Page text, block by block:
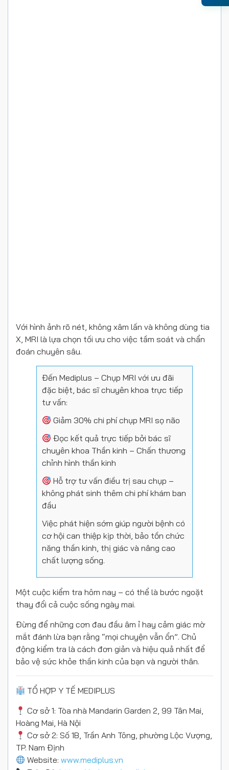
Với hình ảnh rõ nét, không xâm lấn và không dùng tia
X, MRI là lựa chọn tối ưu cho việc tầm soát và chẩn
đoán chuyên sâu.
Đến Mediplus – Chụp MRI với ưu đãi
đặc biệt, bác sĩ chuyên khoa trực tiếp
tư vấn:
Giảm 30% chi phí chụp MRI sọ não
Đọc kết quả trực tiếp bởi bác sĩ
chuyên khoa Thần kinh – Chấn thương
chỉnh hình thần kinh
Hỗ trợ tư vấn điều trị sau chụp –
không phát sinh thêm chi phí khám ban
đầu
Việc phát hiện sớm giúp người bệnh có
cơ hội can thiệp kịp thời, bảo tồn chức
năng thần kinh, thị giác và nâng cao
chất lượng sống.
Một cuộc kiểm tra hôm nay – có thể là bước ngoặt
thay đổi cả cuộc sống ngày mai.
Đừng để những cơn đau đầu âm ỉ hay cảm giác mờ
mắt đánh lừa bạn rằng “mọi chuyện vẫn ổn”. Chủ
động kiểm tra là cách đơn giản và hiệu quả nhất để
bảo vệ sức khỏe thần kinh của bạn và người thân.
TỔ HỢP Y TẾ MEDIPLUS
Cơ sở 1: Tòa nhà Mandarin Garden 2, 99 Tân Mai,
Hoàng Mai, Hà Nội
Cơ sở 2: Số 1B, Trần Anh Tông, phường Lộc Vượng,
TP. Nam Định
Website: www.mediplus.vn